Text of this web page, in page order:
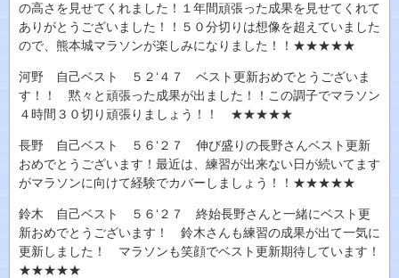
の高さを見せてくれました！１年間頑張った成果を見せてくれて
ありがとうございました！！５０分切りは想像を超えていました
ので、熊本城マラソンが楽しみになりました！！★★★★★
河野 自己ベスト ５２‘４７ ベスト更新おめでとうございま
す！！ 黙々と頑張った成果が出ました！！この調子でマラソン
４時間３０切り頑張りましょう！！ ★★★★★
長野 自己ベスト ５６‘２７ 伸び盛りの長野さんベスト更新
おめでとうございます！最近は、練習が出来ない日が続いてます
がマラソンに向けて経験でカバーしましょう！！★★★★★
鈴木 自己ベスト ５６‘２７ 終始長野さんと一緒にベスト更
新おめでとうございます！ 鈴木さんも練習の成果が出て一気に
更新しました！ マラソンも笑顔でベスト更新期待しています！
★★★★★